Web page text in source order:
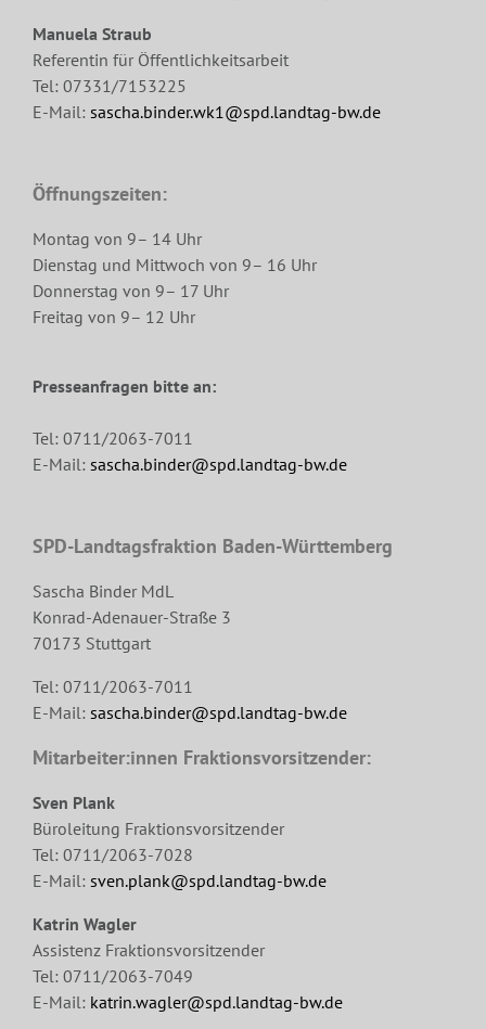
Manuela Straub
Referentin für Öffentlichkeitsarbeit
Tel: 07331/7153225
E-Mail: sascha.binder.wk1@spd.landtag-bw.de
Öffnungszeiten:
Montag von 9– 14 Uhr
Dienstag und Mittwoch von 9– 16 Uhr
Donnerstag von 9– 17 Uhr
Freitag von 9– 12 Uhr
Presseanfragen bitte an:
Tel: 0711/2063-7011
E-Mail: sascha.binder@spd.landtag-bw.de
SPD-Landtagsfraktion Baden-Württemberg
Sascha Binder MdL
Konrad-Adenauer-Straße 3
70173 Stuttgart
Tel: 0711/2063-7011
E-Mail: sascha.binder@spd.landtag-bw.de
Mitarbeiter:innen Fraktionsvorsitzender:
Sven Plank
Büroleitung Fraktionsvorsitzender
Tel: 0711/2063-7028
E-Mail: sven.plank@spd.landtag-bw.de
Katrin Wagler
Assistenz Fraktionsvorsitzender
Tel: 0711/2063-7049
E-Mail: katrin.wagler@spd.landtag-bw.de